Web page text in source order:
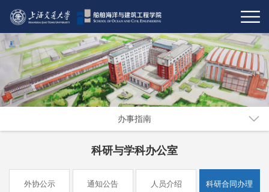
办事指南
科研与学科办公室
外协公示 通知公告 人员介绍 科研合同办理